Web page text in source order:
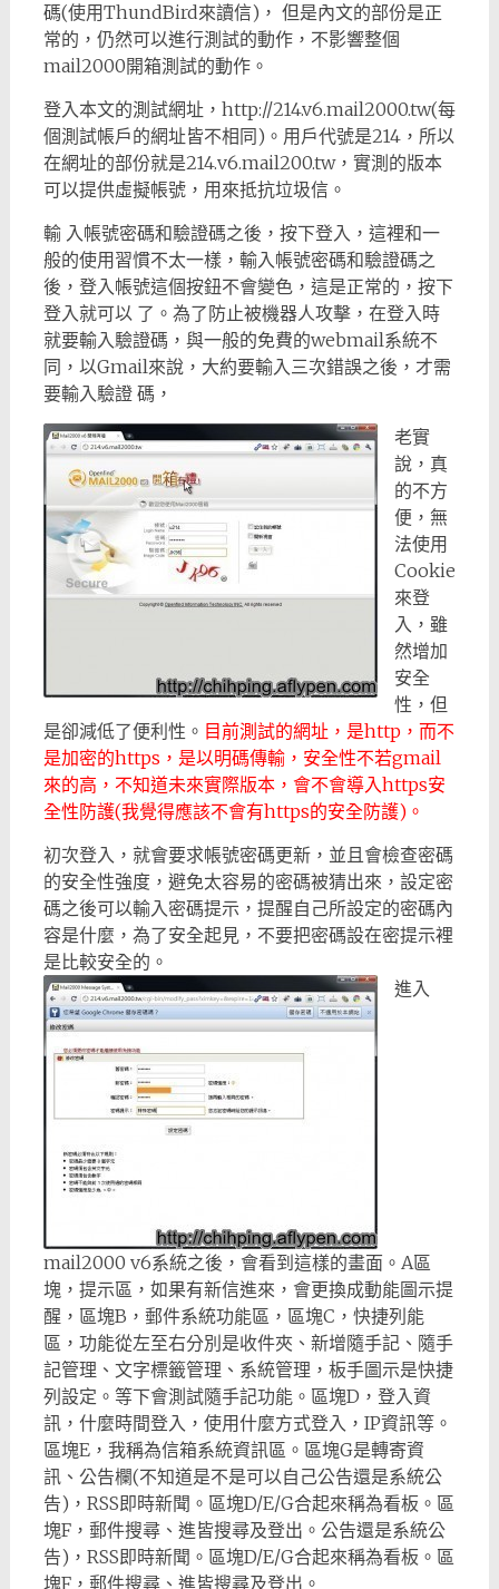
碼(使用ThundBird來讀信)， 但是內文的部份是正
常的，仍然可以進行測試的動作，不影響整個
mail2000開箱測試的動作。
登入本文的測試網址，http://214.v6.mail2000.tw(每
個測試帳戶的網址皆不相同)。用戶代號是214，所以
在網址的部份就是214.v6.mail200.tw，實測的版本
可以提供虛擬帳號，用來抵抗垃圾信。
輸 入帳號密碼和驗證碼之後，按下登入，這裡和一
般的使用習慣不太一樣，輸入帳號密碼和驗證碼之
後，登入帳號這個按鈕不會變色，這是正常的，按下
登入就可以 了。為了防止被機器人攻擊，在登入時
就要輸入驗證碼，與一般的免費的webmail系統不
同，以Gmail來說，大約要輸入三次錯誤之後，才需
要輸入驗證 碼，
老實
說，真
的不方
便，無
法使用
Cookie
來登
入，雖
然增加
安全
性，但
是卻減低了便利性。 目前測試的網址，是http，而不
是加密的https，是以明碼傳輸，安全性不若gmail
來的高，不知道未來實際版本，會不會導入https安
全性防護(我覺得應該不會有https的安全防護)。
初次登入，就會要求帳號密碼更新，並且會檢查密碼
的安全性強度，避免太容易的密碼被猜出來，設定密
碼之後可以輸入密碼提示，提醒自己所設定的密碼內
容是什麼，為了安全起見，不要把密碼設在密提示裡
是比較安全的。
進入
mail2000 v6系統之後，會看到這樣的畫面。A區
塊，提示區，如果有新信進來，會更換成動能圖示提
醒，區塊B，郵件系統功能區，區塊C，快捷列能
區，功能從左至右分別是收件夾、新增隨手記、隨手
記管理、文字標籤管理、系統管理，板手圖示是快捷
列設定。等下會測試隨手記功能。區塊D，登入資
訊，什麼時間登入，使用什麼方式登入，IP資訊等。
區塊E，我稱為信箱系統資訊區。區塊G是轉寄資
訊、公告欄(不知道是不是可以自己公告還是系統公
告)，RSS即時新聞。區塊D/E/G合起來稱為看板。區
塊F，郵件搜尋、進皆搜尋及登出。公告還是系統公
告)，RSS即時新聞。區塊D/E/G合起來稱為看板。區
塊F，郵件搜尋、進皆搜尋及登出。